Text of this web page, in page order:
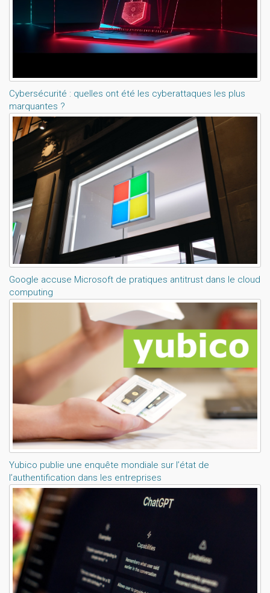
Cybersécurité : quelles ont été les cyberattaques les plus
marquantes ?
Google accuse Microsoft de pratiques antitrust dans le cloud
computing
Yubico publie une enquête mondiale sur l’état de
l’authentification dans les entreprises